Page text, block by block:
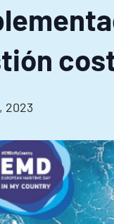
2023